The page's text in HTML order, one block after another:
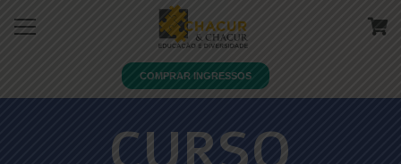
COMPRAR INGRESSOS